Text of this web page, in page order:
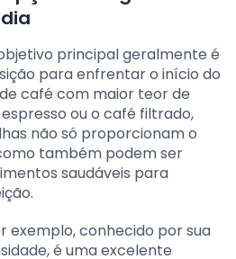
principal geralmente é
para enfrentar o início do
café com maior teor de
ou o café filtrado,
não só proporcionam o
também podem ser
saudáveis para
exemplo, conhecido por sua
é uma excelente